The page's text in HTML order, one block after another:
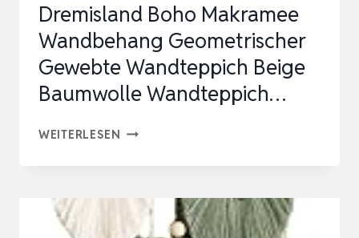
Dremisland Boho Makramee
Wandbehang Geometrischer
Gewebte Wandteppich Beige
Baumwolle Wandteppich…
WEITERLESEN DREMISLAND
WANDBEHANG
GEOMETRISCHER